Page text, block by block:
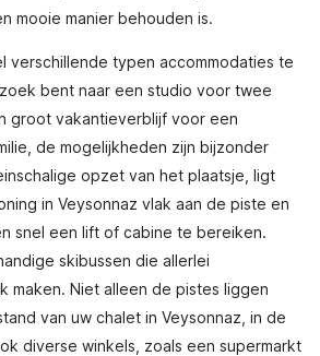
mooie manier behouden is.
verschillende typen accommodaties te
bent naar een studio voor twee
groot vakantieverblijf voor een
de mogelijkheden zijn bijzonder
opzet van het plaatsje, ligt
in Veysonnaz vlak aan de piste en
snel een lift of cabine te bereiken.
skibussen die allerlei
maken. Niet alleen de pistes liggen
van uw chalet in Veysonnaz, in de
diverse winkels, zoals een supermarkt